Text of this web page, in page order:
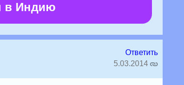
в Индию
Ответить
5.03.2014